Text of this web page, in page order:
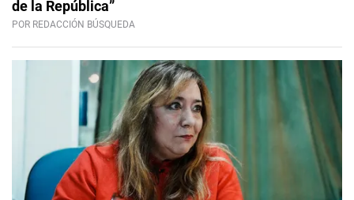
de la República”
POR REDACCIÓN BÚSQUEDA